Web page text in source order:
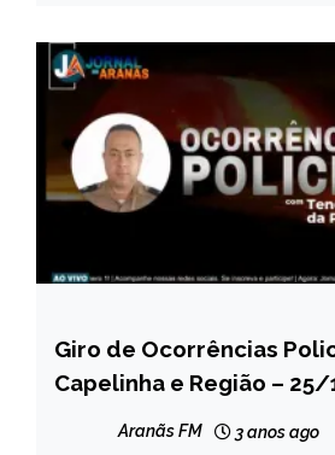
CAPELINHA
MINAS
Giro de Ocorrências
Capelinha e Região –
Aranãs FM 3 anos ago